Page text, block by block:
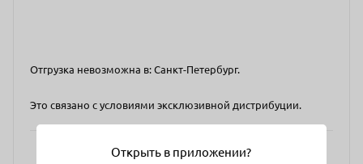
Отгрузка невозможна в: Санкт-Петербург.
Это связано с условиями эксклюзивной дистрибуции.
Открыть в приложении?